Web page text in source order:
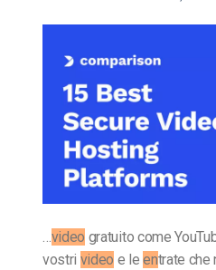
…video gratuito come
vostri video e leentrate che